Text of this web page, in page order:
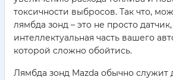
токсичности выбросов. Так что,
лямбда зонд – это не просто
интеллектуальная часть вашего
которой сложно обойтись.
Лямбда зонд Mazda обычно служит